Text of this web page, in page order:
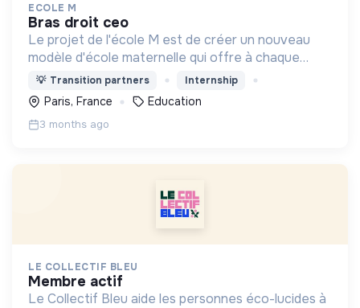
ECOLE M
bras droit ceo
Le projet de l'école M est de créer un nouveau
modèle d'école maternelle qui offre à chaque
enfant une éducation personnalisée et qui
contribue à la réduction des inégalités scolaires.
💡 Transition partners Internship
Paris, France Education
3 months ago
LE COLLECTIF BLEU
membre actif
Le Collectif Bleu aide les personnes éco-lucides à